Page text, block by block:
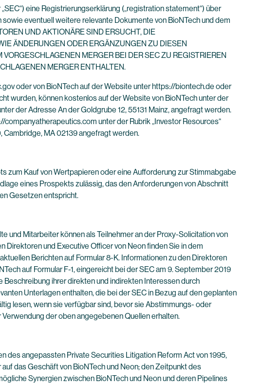
eine Registrierungserklärung („registration statement“) über
eventuell weitere relevante Dokumente von BioNTech und dem
UND AKTIONÄRE SIND ERSUCHT, DIE
ÄNDERUNGEN ODER ERGÄNZUNGEN ZU DIESEN
MERGER BEI DER SEC ZU REGISTRIEREN
MERGER ENTHALTEN.
oder von BioNTech auf der Website unter https://biontech.de oder
wurden, können kostenlos auf der Website von BioNTech unter der
der Adresse An der Goldgrube 12, 55131 Mainz, angefragt werden.
unter der Rubrik „Investor Resources“
Cambridge, MA 02139 angefragt werden.
zum Kauf von Wertpapieren oder eine Aufforderung zur Stimmabgabe
eines Prospekts zulässig, das den Anforderungen von Abschnitt
Gesetzen entspricht.
und Mitarbeiter können als Teilnehmer an der Proxy-Solicitation von
Direktoren und Executive Officer von Neon finden Sie in dem
Berichten auf Formular 8-K. Informationen zu den Direktoren
auf Formular F-1, eingereicht bei der SEC am 9. September 2019
Beschreibung ihrer direkten und indirekten Interessen durch
Unterlagen enthalten, die bei der SEC in Bezug auf den geplanten
lesen, wenn sie verfügbar sind, bevor sie Abstimmungs- oder
der oben angegebenen Quellen erhalten.
des angepassten Private Securities Litigation Reform Act von 1995,
das Geschäft von BioNTech und Neon; den Zeitpunkt des
Synergien zwischen BioNTech und Neon und deren Pipelines